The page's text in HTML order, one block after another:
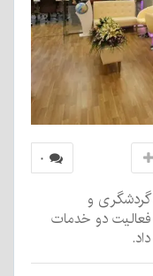
۰
گردشگری و
فعالیت دو خدمات